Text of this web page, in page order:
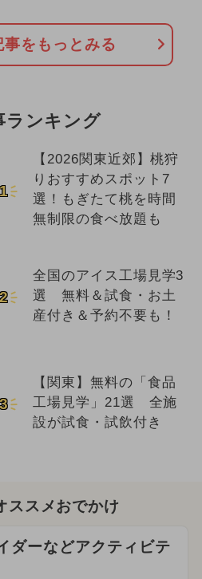
事をもっとみる
ランキング
1
【2026関東近郊】桃狩
りおすすめスポット7
選！もぎたて桃を時間
無制限の食べ放題も
全国のアイス工場見学3
選 無料＆試食・お土
産付き＆予約不要も！
【関東】無料の「食品
工場見学」21選 全施
設が試食・試飲付き
ススメおでかけ
ダーなどアクティビテ